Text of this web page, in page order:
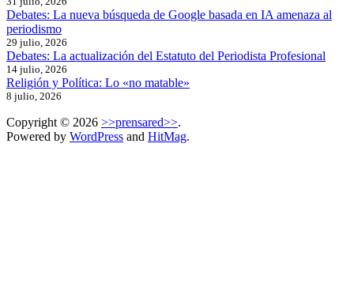
Debates: La nueva búsqueda de Google basada en IA amenaza al
periodismo
29 julio, 2026
Debates: La actualización del Estatuto del Periodista Profesional
14 julio, 2026
Religión y Política: Lo «no matable»
8 julio, 2026
Copyright © 2026 >>prensared>>.
Powered by WordPress and HitMag.